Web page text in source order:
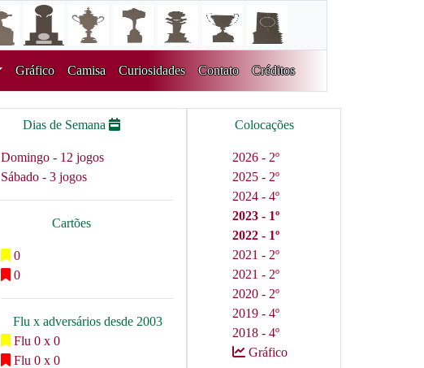
Gráfico Camisa Curiosidades Contato Créditos
Dias de Semana
Domingo - 12 jogos
Sábado - 3 jogos
Cartões
0
0
Flu x adversários desde 2003
Flu 0 x 0
Flu 0 x 0
Colocações
2026 - 2º
2025 - 2º
2024 - 4º
2023 - 1º
2022 - 1º
2021 - 2º
2021 - 2º
2020 - 2º
2019 - 4º
2018 - 4º
Gráfico